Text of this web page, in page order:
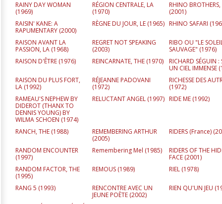
RAINY DAY WOMAN
(1969)
RÉGION CENTRALE, LA
(1970)
RHINO BROTHERS,
(2001)
RAISIN' KANE: A
RAPUMENTARY (2000)
RÈGNE DU JOUR, LE (1965) RHINO SAFARI (
RAISON AVANT LA
PASSION, LA (1968)
REGRET NOT SPEAKING
(2003)
RIBO OU "LE
SAUVAGE" (1976)
RAISON D'ÊTRE (1976) REINCARNATE, THE (1970)
RICHARD SÉGUIN :
UN CIEL IMMENSE (
RAISON DU PLUS FORT,
LA (1992)
RÉJEANNE PADOVANI
(1972)
RICHESSE DES
(1972)
RAMEAU'S NEPHEW BY
DIDEROT (THANX TO
DENNIS YOUNG) BY
WILMA SCHOEN (1974)
RELUCTANT ANGEL (1997) RIDE ME (1992)
RANCH, THE (1988)
REMEMBERING ARTHUR
(2005)
RIDERS (France) (
RANDOM ENCOUNTER
(1997)
Remembering Mel (1985)
RIDERS OF THE
FACE (2001)
RANDOM FACTOR, THE
(1995)
REMOUS (1989) RIEL (1978)
RANG 5 (1993)
RENCONTRE AVEC UN
JEUNE POÈTE (2002)
RIEN QU'UN JEU (